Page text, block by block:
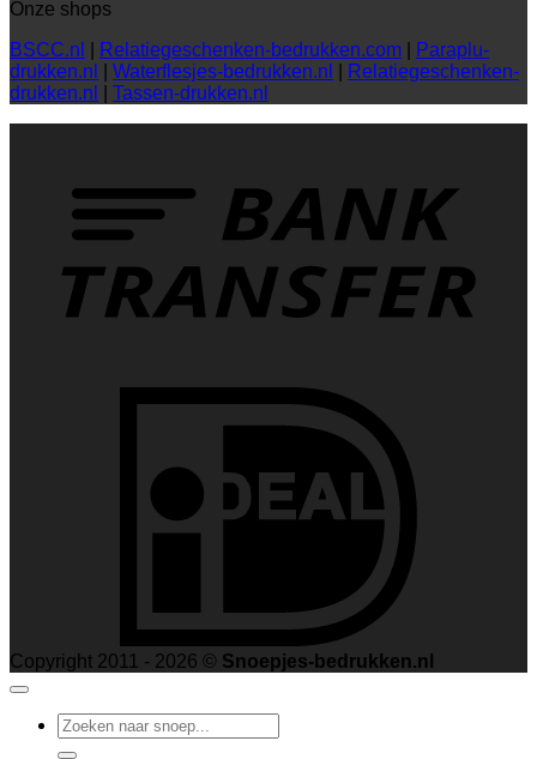
Onze shops
BSCC.nl
Relatiegeschenken-bedrukken.com
Paraplu-
drukken.nl
Waterflesjes-bedrukken.nl
Relatiegeschenken-
drukken.nl
Tassen-drukken.nl
Copyright 2011 - 2026 © Snoepjes-bedrukken.nl
Zoeken
naar: